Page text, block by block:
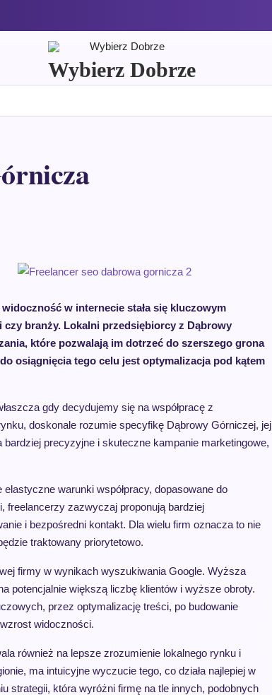
Wybierz Dobrze
w internecie stała się kluczowym
branży. Lokalni przedsiębiorcy z Dąbrowy
które pozwalają im dotrzeć do szerszego grona
osiągnięcia tego celu jest optymalizacja pod kątem
gdy decydujemy się na współpracę z
doskonale rozumie specyfikę Dąbrowy Górniczej, jej
precyzyjne i skuteczne kampanie marketingowe,
warunki współpracy, dopasowane do
freelancerzy zazwyczaj proponują bardziej
i bezpośredni kontakt. Dla wielu firm oznacza to nie
traktowany priorytetowo.
firmy w wynikach wyszukiwania Google. Wyższa
potencjalnie większą liczbę klientów i wyższe obroty.
przez optymalizację treści, po budowanie
widoczności.
również na lepsze zrozumienie lokalnego rynku i
ma intuicyjne wyczucie tego, co działa najlepiej w
strategii, która wyróżni firmę na tle innych, podobnych